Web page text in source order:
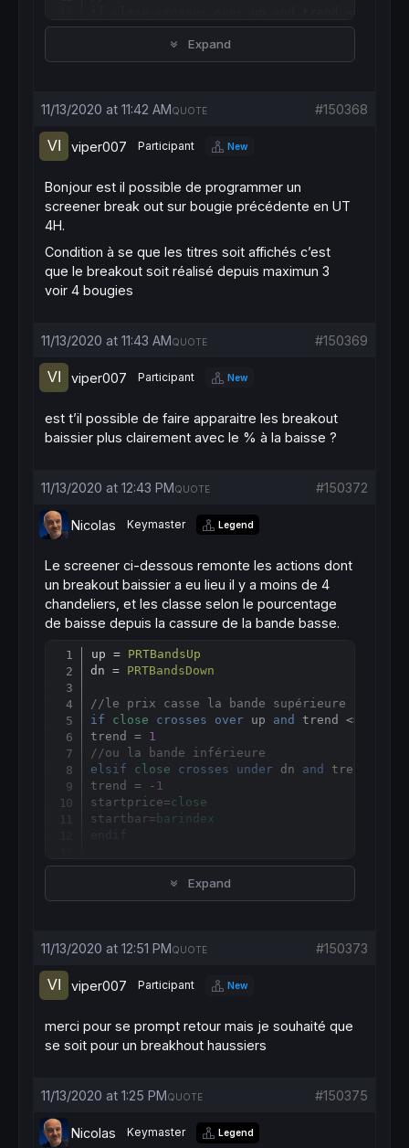
trend = 1
barindex
elsif close crosses under dn and trend >=
endif
once bestSto=
//bull run
if trend= 1 then
  crossresult=
0
while j <= stoKperiodEnd do
if crosstest crossresult
endif
endif
RETURN bestSto style(histogram )
Expand
11/13/2020 at 11:42 AM #150368
QUOTE
viper007 Participant New
Bonjour est il possible de programmer un
screener break out sur bougie précédente en UT
4H.
Condition à se que les titres soit affichés c’est
que le breakout soit réalisé depuis maximun 3
voir 4 bougies
11/13/2020 at 11:43 AM #150369
QUOTE
viper007 Participant New
est t’il possible de faire apparaitre les breakout
baissier plus clairement avec le % à la baisse ?
11/13/2020 at 12:43 PM #150372
QUOTE
Nicolas Keymaster Legend
Le screener ci-dessous remonte les actions dont
un breakout baissier a eu lieu il y a moins de 4
chandeliers, et les classe selon le pourcentage
de baisse depuis la cassure de la bande basse.
up = PRTBandsUp
dn = PRTBandsDown
//le prix casse la bande supérieure
if
close crosses over up and trend <=
trend = 1
//ou la bande inférieure
elsif
close crosses under dn and trend >=
trend = - 1
startprice=close
startbar= barindex
endif
test = trend=-1 and barindex-startbar<=
screener [test](((close/startprice)-1
Expand
11/13/2020 at 12:51 PM #150373
QUOTE
viper007 Participant New
merci pour se prompt retour mais je souhaité que
se soit pour un breakhout haussiers
11/13/2020 at 1:25 PM #150375
QUOTE
Nicolas Keymaster Legend